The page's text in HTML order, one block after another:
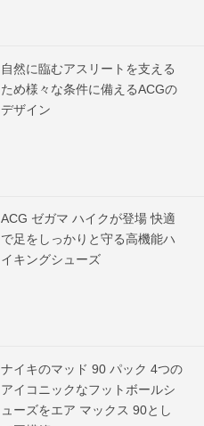
自然に臨むアスリートを支える
ため様々な条件に備えるACGの
デザイン
ACG ゼガマ ハイクが登場 快適
で足をしっかりと守る高機能ハ
イキングシューズ
ナイキのマッド 90 パック 4つの
アイコニックなフットボールシ
ューズをエア マックス 90とし